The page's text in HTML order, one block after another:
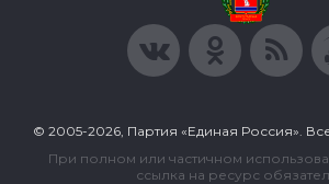
© 2005-2026, Партия «Единая Россия».
При полном или частичном
ссылка на ресурс